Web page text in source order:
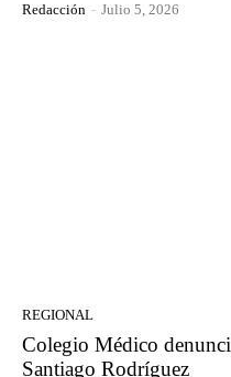
Redacción - Julio 5, 2026
REGIONAL
Colegio Médico
Santiago Rodríguez